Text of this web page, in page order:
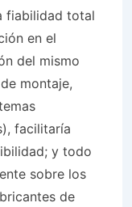
fiabilidad total
en el
del mismo
montaje,
facilitaría
y todo
sobre los
de